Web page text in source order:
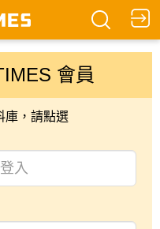
會員
庫，請點選